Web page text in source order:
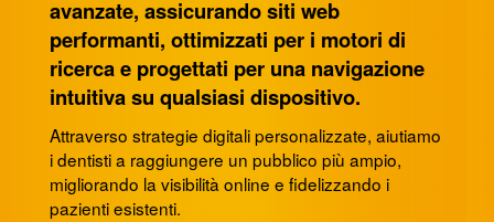
avanzate, assicurando siti web
performanti, ottimizzati per i motori di
ricerca e progettati per una navigazione
intuitiva su qualsiasi dispositivo.
Attraverso strategie digitali personalizzate, aiutiamo
i dentisti a raggiungere un pubblico più ampio,
migliorando la visibilità online e fidelizzando i
pazienti esistenti.